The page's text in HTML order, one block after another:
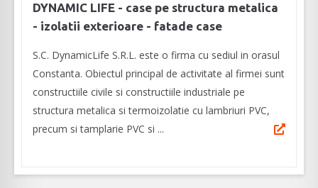
DYNAMIC LIFE - case pe structura metalica
- izolatii exterioare - fatade case
S.C. DynamicLife S.R.L. este o firma cu sediul in orasul
Constanta. Obiectul principal de activitate al firmei sunt
constructiile civile si constructiile industriale pe
structura metalica si termoizolatie cu lambriuri PVC,
precum si tamplarie PVC si ...